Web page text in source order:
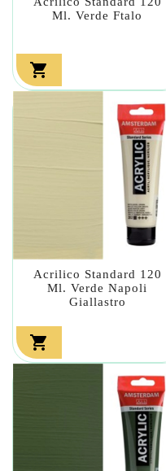
Ml. Verde Ftalo

Acrilico Standard 120
Ml. Verde Napoli
Giallastro
